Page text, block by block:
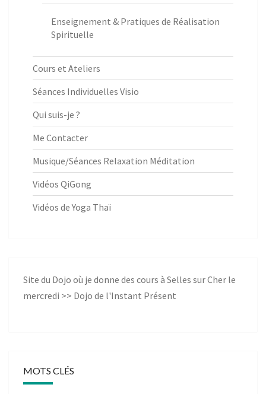
Enseignement & Pratiques de Réalisation
Spirituelle
Cours et Ateliers
Séances Individuelles Visio
Qui suis-je ?
Me Contacter
Musique/Séances Relaxation Méditation
Vidéos QiGong
Vidéos de Yoga Thaï
Site du Dojo où je donne des cours à Selles sur Cher le
mercredi >> Dojo de l'Instant Présent
MOTS CLÉS